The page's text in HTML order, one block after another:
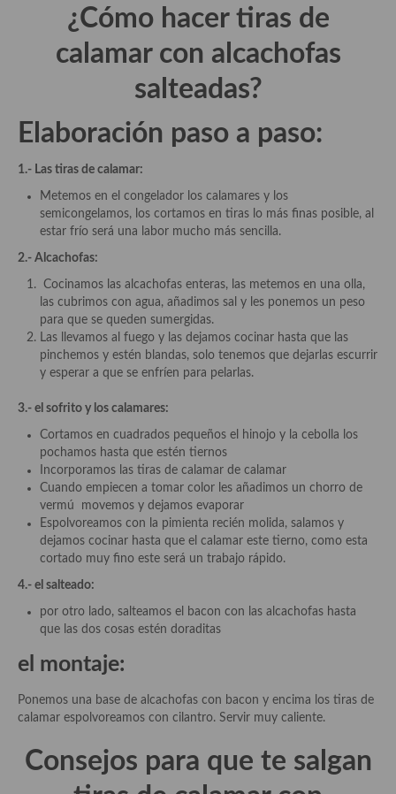
Entrantes y primeros platos
Gazpachos, salmorejos, sopas y cremas frías
Pasta
Arroces Y fideuás
Legumbres y cereales
Cuscús
Huevos
Plato principal
Aves
Carne
Pescado y Marisco
Postres con frutas
Recetas Especiales
Recetas de Cuaresma
Recetas maridadas con los mejores AOVES
¿Cómo hacer tiras de
calamar con alcachofas
salteadas?
Elaboración paso a paso:
1.- Las tiras de calamar:
Metemos en el congelador los calamares y los
semicongelamos, los cortamos en tiras lo más finas posible, al
estar frío será una labor mucho más sencilla.
2.- Alcachofas:
Cocinamos las alcachofas enteras, las metemos en una olla,
las cubrimos con agua, añadimos sal y les ponemos un peso
para que se queden sumergidas.
Las llevamos al fuego y las dejamos cocinar hasta que las
pinchemos y estén blandas, solo tenemos que dejarlas escurrir
y esperar a que se enfríen para pelarlas.
3.- el sofrito y los calamares:
Cortamos en cuadrados pequeños el hinojo y la cebolla los
pochamos hasta que estén tiernos
Incorporamos las tiras de calamar de calamar
Cuando empiecen a tomar color les añadimos un chorro de
vermú movemos y dejamos evaporar
Espolvoreamos con la pimienta recién molida, salamos y
dejamos cocinar hasta que el calamar este tierno, como esta
cortado muy fino este será un trabajo rápido.
4.- el salteado:
por otro lado, salteamos el bacon con las alcachofas hasta
que las dos cosas estén doraditas
el montaje:
Ponemos una base de alcachofas con bacon y encima los tiras de
calamar espolvoreamos con cilantro. Servir muy caliente.
Consejos para que te salgan